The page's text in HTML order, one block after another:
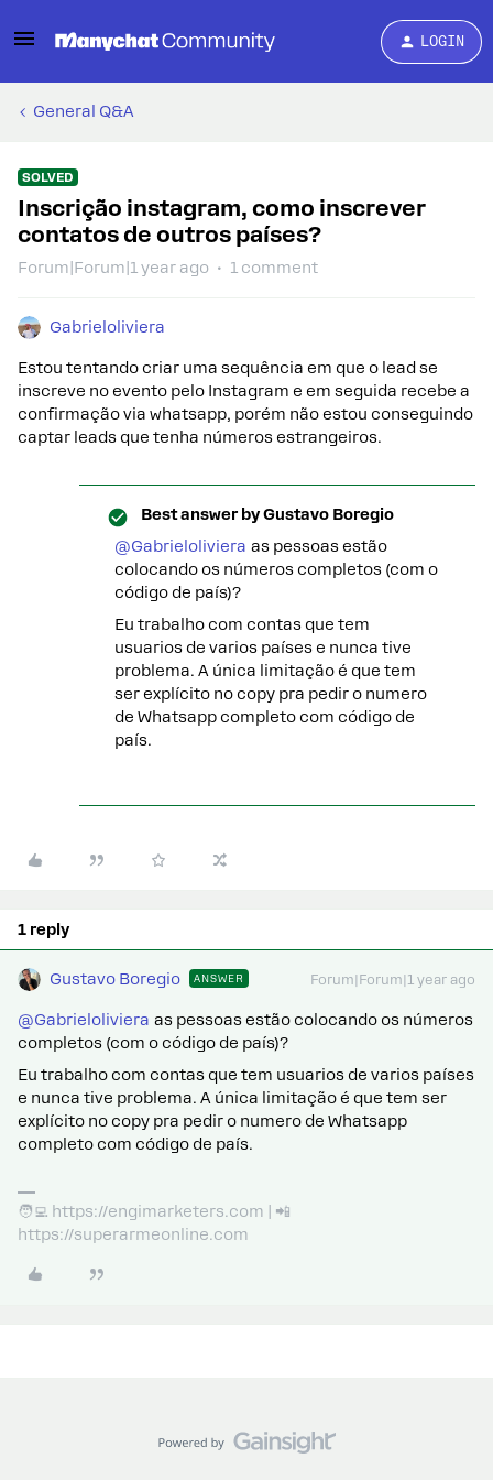
LOGIN
General Q&A
SOLVED
Inscrição instagram, como inscrever
contatos de outros países?
Forum|Forum|1 year ago 1 comment
Gabrieloliviera
Estou tentando criar uma sequência em que o lead se
inscreve no evento pelo Instagram e em seguida recebe a
confirmação via whatsapp, porém não estou conseguindo
captar leads que tenha números estrangeiros.
Best answer byGustavo Boregio
@Gabrieloliviera as pessoas estão
colocando os números completos (com o
código de país)?
Eu trabalho com contas que tem
usuarios de varios países e nunca tive
problema. A única limitação é que tem
ser explícito no copy pra pedir o numero
de Whatsapp completo com código de
país.
1 reply
Gustavo Boregio ANSWER Forum|Forum|1 year ago
@Gabrieloliviera as pessoas estão colocando os números
completos (com o código de país)?
Eu trabalho com contas que tem usuarios de varios países
e nunca tive problema. A única limitação é que tem ser
explícito no copy pra pedir o numero de Whatsapp
completo com código de país.
🧑‍💻 https://engimarketers.com | 📲
https://superarmeonline.com